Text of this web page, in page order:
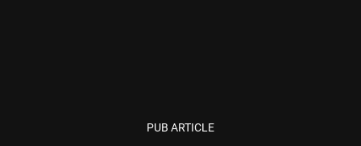
PUB ARTICLE